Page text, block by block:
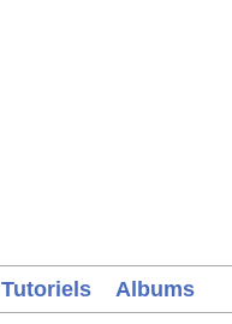
Tutoriels Albums